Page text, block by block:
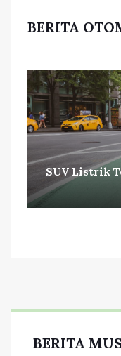
BERITA
SUV Listrik
BERITA